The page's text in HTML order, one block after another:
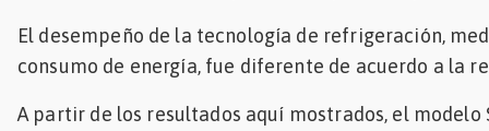
El desempeño de la tecnología de refrigeración,
consumo de energía, fue diferente de acuerdo a la
A partir de los resultados aquí mostrados, el